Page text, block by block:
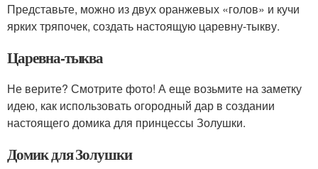
Представьте, можно из двух оранжевых «голов» и кучи
ярких тряпочек, создать настоящую царевну-тыкву.
Царевна-тыква
Не верите? Смотрите фото! А еще возьмите на заметку
идею, как использовать огородный дар в создании
настоящего домика для принцессы Золушки.
Домик для Золушки